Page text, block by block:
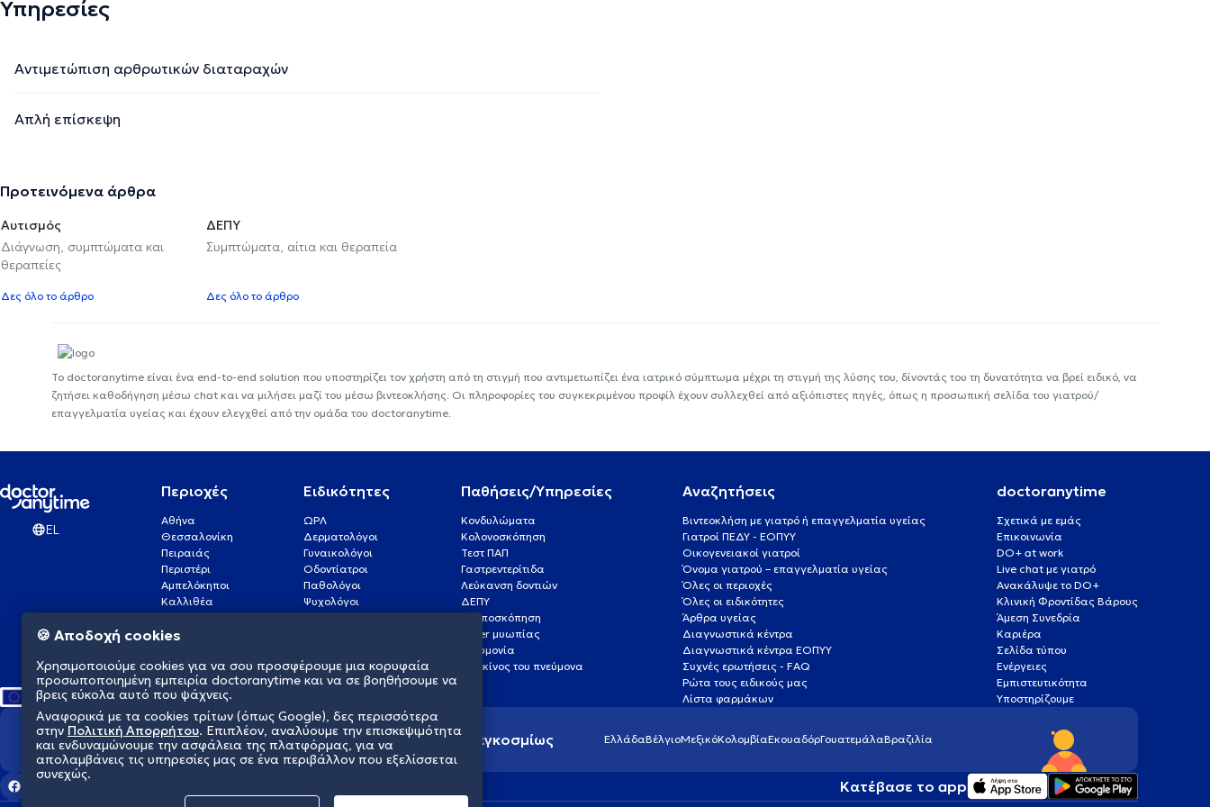
Υπηρεσίες
Αντιμετώπιση αρθρωτικών διαταραχών
Απλή επίσκεψη
Προτεινόμενα άρθρα
Αυτισμός
Διάγνωση, συμπτώματα και
θεραπείες
Δες όλο το άρθρο
ΔΕΠΥ
Συμπτώματα, αίτια και θεραπεία
Δες όλο το άρθρο
Το doctoranytime είναι ένα end-to-end solution που υποστηρίζει τον χρήστη από τη στιγμή που αντιμετωπίζει ένα ιατρικό σύμπτωμα μέχρι τη στιγμή της λύσης του, δίνοντάς του τη δυνατότητα να βρεί ειδικό, να
ζητήσει καθοδήγηση μέσω chat και να μιλήσει μαζί του μέσω βιντεοκλήσης. Οι πληροφορίες του συγκεκριμένου προφίλ έχουν συλλεχθεί από αξιόπιστες πηγές, όπως η προσωπική σελίδα του γιατρού/
επαγγελματία υγείας και έχουν ελεγχθεί από την ομάδα του doctoranytime.
EL
Περιοχές
Αθήνα
Θεσσαλονίκη
Πειραιάς
Περιστέρι
Αμπελόκηποι
Καλλιθέα
Γλυφάδα
Νέα Σμύρνη
Ειδικότητες
ΩΡΛ
Δερματολόγοι
Γυναικολόγοι
Οδοντίατροι
Παθολόγοι
Ψυχολόγοι
Καρδιολόγοι
Παθήσεις/Υπηρεσίες
Κονδυλώματα
Κολονοσκόπηση
Τεστ ΠΑΠ
Γαστρεντερίτιδα
Λεύκανση δοντιών
ΔΕΠΥ
Κολποσκόπηση
Laser μυωπίας
Πνευμονία
Καρκίνος του πνεύμονα
Αναζητήσεις
Βιντεοκλήση με γιατρό ή επαγγελματία υγείας
Γιατροί ΠΕΔΥ - ΕΟΠΥΥ
Οικογενειακοί γιατροί
Όνομα γιατρού – επαγγελματία υγείας
Όλες οι περιοχές
Όλες οι ειδικότητες
Άρθρα υγείας
Διαγνωστικά κέντρα
Διαγνωστικά κέντρα ΕΟΠΥΥ
Συχνές ερωτήσεις - FAQ
Ρώτα τους ειδικούς μας
Λίστα φαρμάκων
doctoranytime
Σχετικά με εμάς
Επικοινωνία
DO+ at work
Live chat με γιατρό
Ανακάλυψε το DO+
Κλινική Φροντίδας Βάρους
Άμεση Συνεδρία
Καριέρα
Σελίδα τύπου
Ενέργειες
Εμπιστευτικότητα
Υποστηρίζουμε
Διαμορφώνουμε το μέλλον της υγείας παγκοσμίως ΕλλάδαΒέλγιοΜεξικόΚολομβίαΕκουαδόρΓουατεμάλαΒραζιλία
Κατέβασε το app
🍪 Αποδοχή cookies
Χρησιμοποιούμε cookies για να σου προσφέρουμε μια κορυφαία
προσωποποιημένη εμπειρία doctoranytime και να σε βοηθήσουμε να
βρεις εύκολα αυτό που ψάχνεις.
Αναφορικά με τα cookies τρίτων (όπως Google), δες περισσότερα
στην Πολιτική Απορρήτου. Επιπλέον, αναλύουμε την επισκεψιμότητα
και ενδυναμώνουμε την ασφάλεια της πλατφόρμας, για να
απολαμβάνεις τις υπηρεσίες μας σε ένα περιβάλλον που εξελίσσεται
συνεχώς.